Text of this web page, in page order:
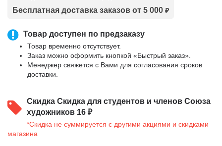
Бесплатная доставка заказов от 5 000 ₽
Товар доступен по предзаказу
Товар временно отсутствует.
Заказ можно оформить кнопкой «Быстрый заказ».
Менеджер свяжется с Вами для согласования сроков
доставки.
Скидка Скидка для студентов и членов Союза
художников 16 ₽
*Скидка не суммируется с другими акциями и скидками
магазина